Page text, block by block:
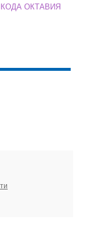
ОКТАВИЯ